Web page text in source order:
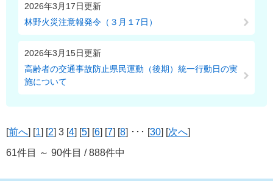
2026年3月17日更新
林野火災注意報発令（３月１7日）
2026年3月15日更新
高齢者の交通事故防止県民運動（後期）統一行動日の実
施について
[前へ] [1] [2] 3 [4] [5] [6] [7] [8] ･･･ [30] [次へ]
61件目 ～ 90件目 / 888件中